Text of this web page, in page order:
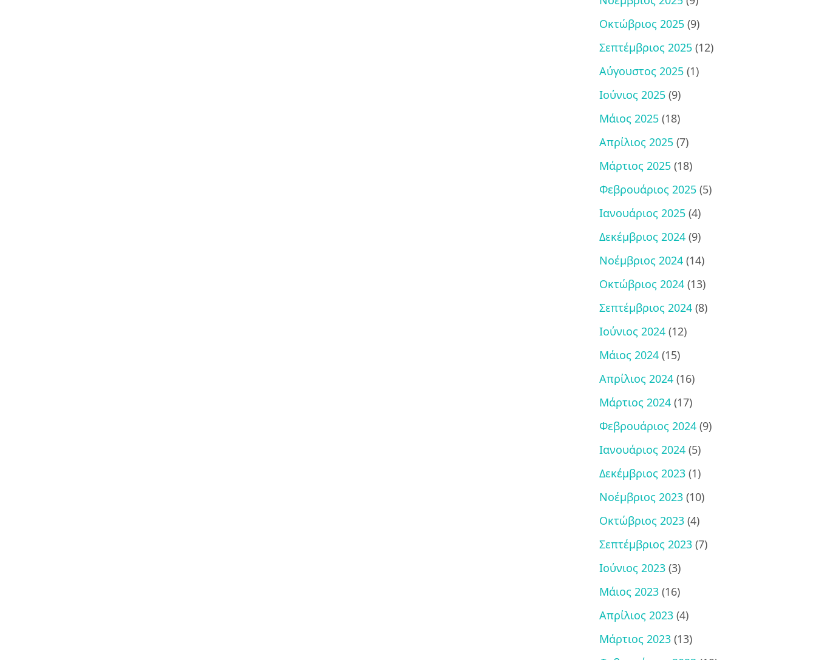
Οκτώβριος 2025 (9)
Σεπτέμβριος 2025 (12)
Αύγουστος 2025 (1)
Ιούνιος 2025 (9)
Μάιος 2025 (18)
Απρίλιος 2025 (7)
Μάρτιος 2025 (18)
Φεβρουάριος 2025 (5)
Ιανουάριος 2025 (4)
Δεκέμβριος 2024 (9)
Νοέμβριος 2024 (14)
Οκτώβριος 2024 (13)
Σεπτέμβριος 2024 (8)
Ιούνιος 2024 (12)
Μάιος 2024 (15)
Απρίλιος 2024 (16)
Μάρτιος 2024 (17)
Φεβρουάριος 2024 (9)
Ιανουάριος 2024 (5)
Δεκέμβριος 2023 (1)
Νοέμβριος 2023 (10)
Οκτώβριος 2023 (4)
Σεπτέμβριος 2023 (7)
Ιούνιος 2023 (3)
Μάιος 2023 (16)
Απρίλιος 2023 (4)
Μάρτιος 2023 (13)